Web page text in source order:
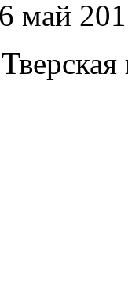
май